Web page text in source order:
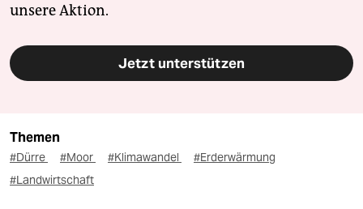
unsere Aktion.
Jetzt unterstützen
Themen
#Dürre #Moor #Klimawandel
#Erderwärmung
#Landwirtschaft